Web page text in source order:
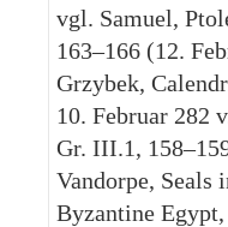
vgl. Samuel,
163–166 (12.
Grzybek,
10. Februar 282
Gr. III.1,
Vandorpe, Seals
Byzantine